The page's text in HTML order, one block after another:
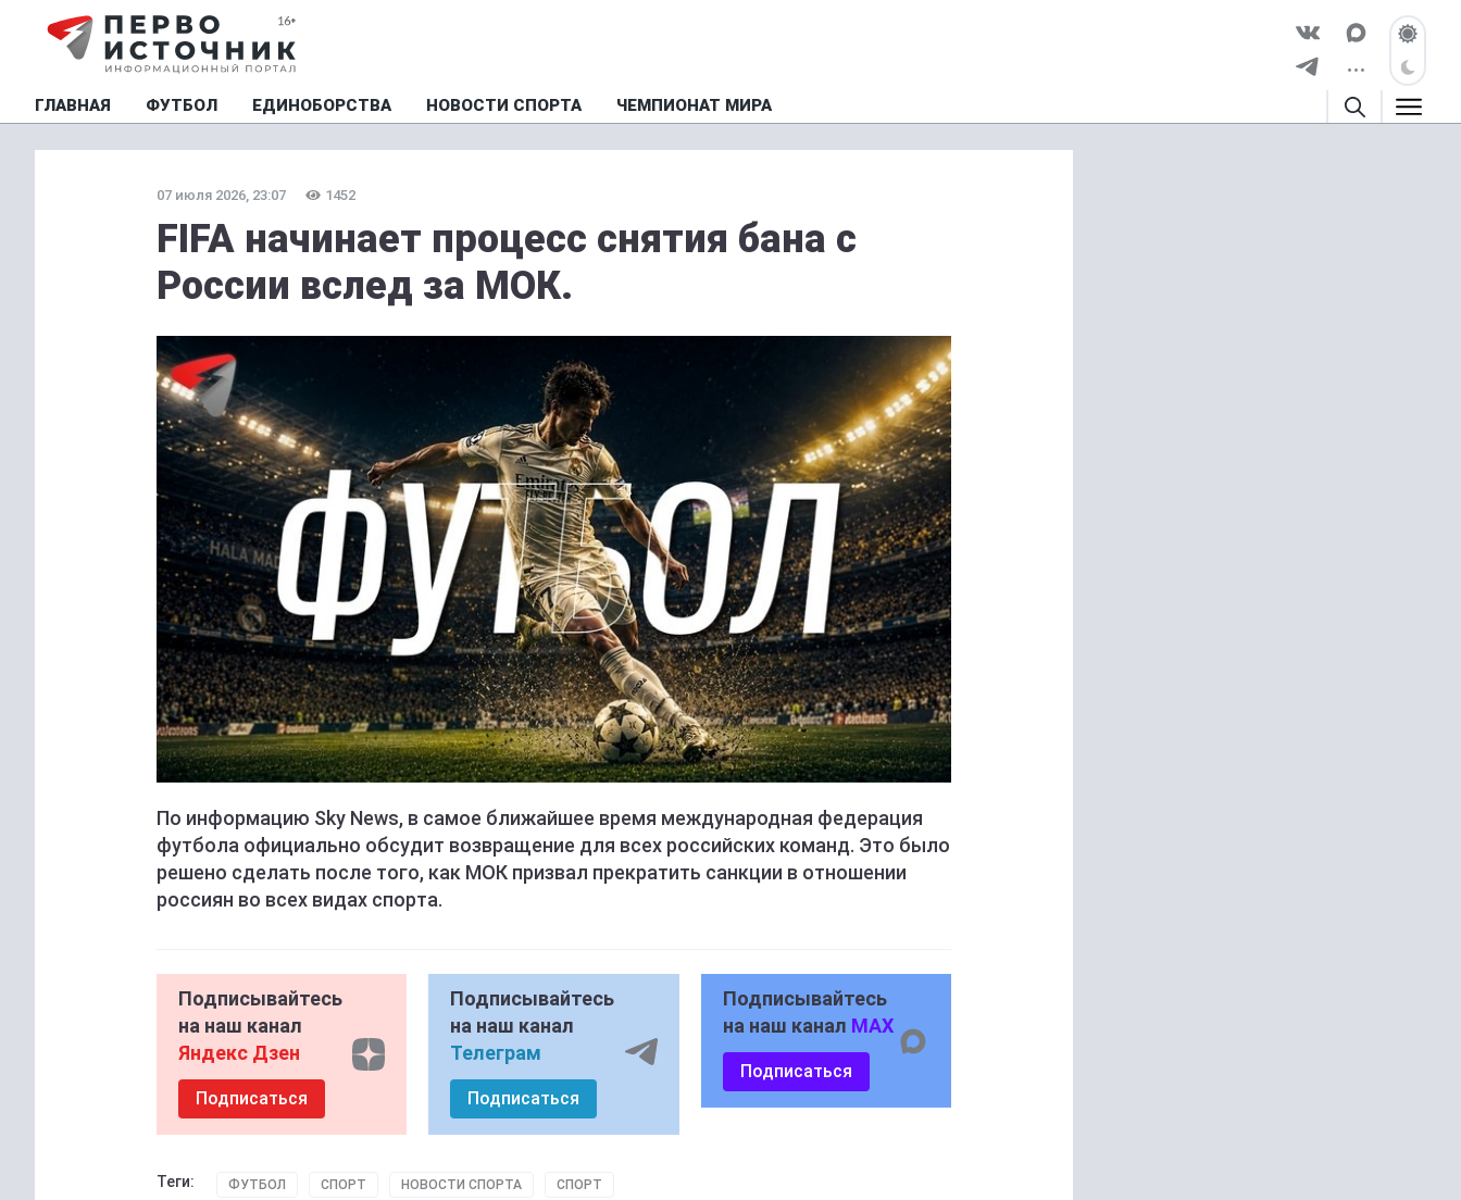
ГЛАВНАЯ ФУТБОЛ ЕДИНОБОРСТВА НОВОСТИ СПОРТА ЧЕМПИОНАТ МИРА
07 июля 2026, 23:07 1452
FIFA начинает процесс снятия бана с
России вслед за МОК.
По информацию Sky News, в самое ближайшее время международная федерация
футбола официально обсудит возвращение для всех российских команд. Это было
решено сделать после того, как МОК призвал прекратить санкции в отношении
россиян во всех видах спорта.
Подписывайтесь
на наш канал
Яндекс Дзен
Подписаться
Подписывайтесь
на наш канал
Телеграм
Подписаться
Подписывайтесь
на наш канал MAX
Подписаться
Теги: ФУТБОЛ СПОРТ НОВОСТИ СПОРТА СПОРТ